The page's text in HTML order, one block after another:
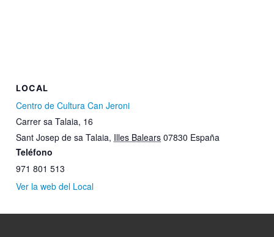
LOCAL
Centro de Cultura Can Jeroni
Carrer sa Talaia, 16
Sant Josep de sa Talaia, Illes Balears 07830 España
Teléfono
971 801 513
Ver la web del Local